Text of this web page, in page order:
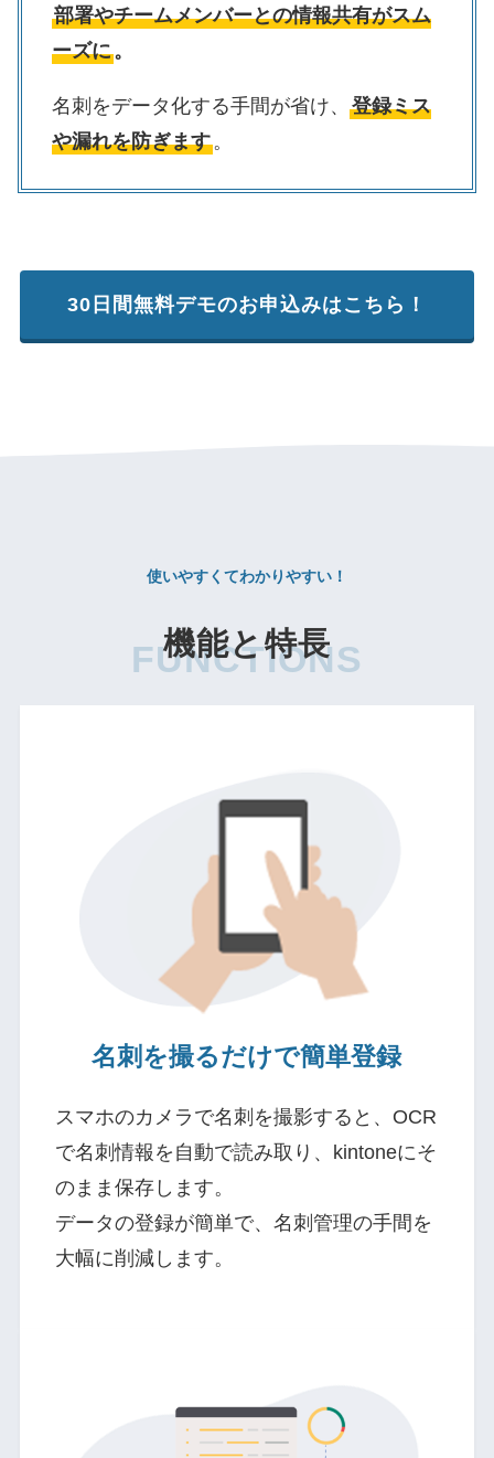
部署やチームメンバーとの情報共有がスム
ーズに。
名刺をデータ化する手間が省け、 登録ミス
や漏れを防ぎます。
30日間無料デモのお申込みはこちら！
使いやすくてわかりやすい！
FUNCTIONS
機能と特長
名刺を撮るだけで簡単登録
スマホのカメラで名刺を撮影すると、OCR
で名刺情報を自動で読み取り、kintoneにそ
のまま保存します。
データの登録が簡単で、名刺管理の手間を
大幅に削減します。